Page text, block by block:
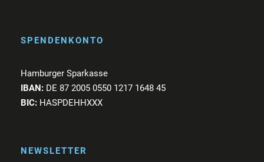
SPENDENKONTO
Hamburger Sparkasse
IBAN: DE 87 2005 0550 1217 1648 45
BIC: HASPDEHHXXX
NEWSLETTER